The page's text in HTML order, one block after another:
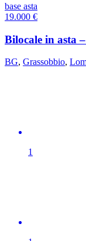
base asta
19.000 €
Bilocale in asta
BG, Grassobbio,
1